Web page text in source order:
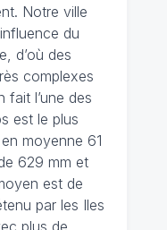
Notre ville
du
d’où des
complexes
fait l’une des
est le plus
moyenne 61
629 mm et
est de
par les Iles
plus de